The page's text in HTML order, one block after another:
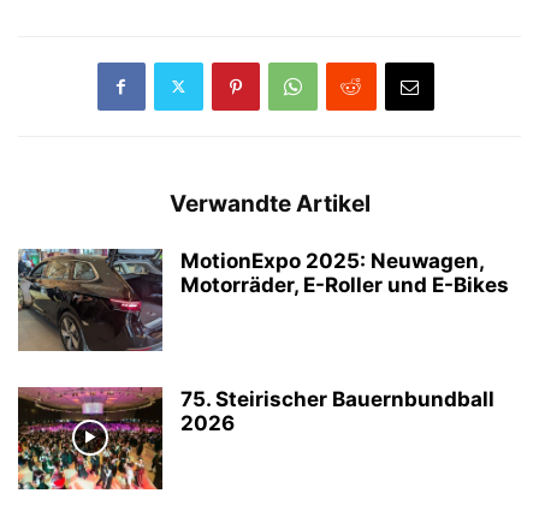
Verwandte Artikel
MotionExpo 2025: Neuwagen,
Motorräder, E-Roller und E-Bikes
75. Steirischer Bauernbundball
2026